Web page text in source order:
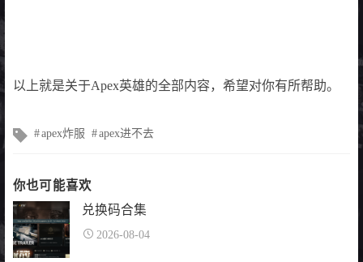
以上就是关于Apex英雄的全部内容，希望对你有所帮助。
文
签
apex炸服 apex进不去
你也可能喜欢
兑换码合集
2026-08-04